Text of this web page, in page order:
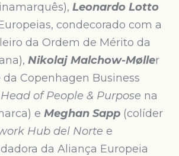
Leonardo Lotto
condecorado com a
da Ordem de Mérito da
Nikolaj Malchow-Møller
Copenhagen Business
Head of People & Purpose na
e Meghan Sapp (colíder
Hub del Norte e
da Aliança Europeia